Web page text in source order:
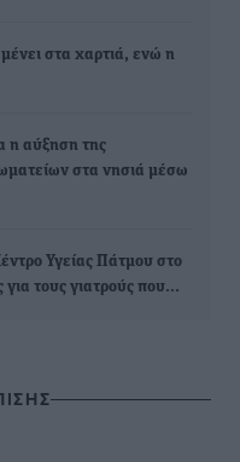
στα χαρτιά, ενώ η
η αύξηση της
στα νησιά μέσω
Υγείας Πάτμου στο
τους γιατρούς που…